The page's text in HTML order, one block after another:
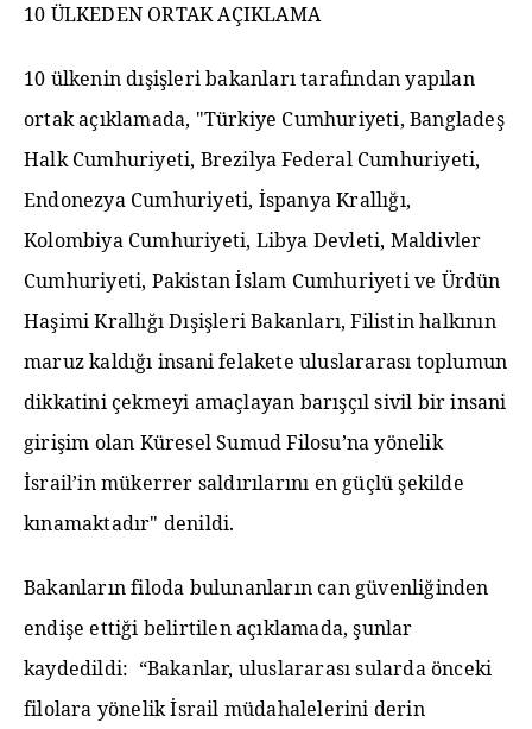
10 ÜLKEDEN ORTAK AÇIKLAMA
10 ülkenin dışişleri bakanları tarafından yapılan
ortak açıklamada, "Türkiye Cumhuriyeti, Bangladeş
Halk Cumhuriyeti, Brezilya Federal Cumhuriyeti,
Endonezya Cumhuriyeti, İspanya Krallığı,
Kolombiya Cumhuriyeti, Libya Devleti, Maldivler
Cumhuriyeti, Pakistan İslam Cumhuriyeti ve Ürdün
Haşimi Krallığı Dışişleri Bakanları, Filistin halkının
maruz kaldığı insani felakete uluslararası toplumun
dikkatini çekmeyi amaçlayan barışçıl sivil bir insani
girişim olan Küresel Sumud Filosu’na yönelik
İsrail’in mükerrer saldırılarını en güçlü şekilde
kınamaktadır" denildi.
Bakanların filoda bulunanların can güvenliğinden
endişe ettiği belirtilen açıklamada, şunlar
kaydedildi: “Bakanlar, uluslararası sularda önceki
filolara yönelik İsrail müdahalelerini derin